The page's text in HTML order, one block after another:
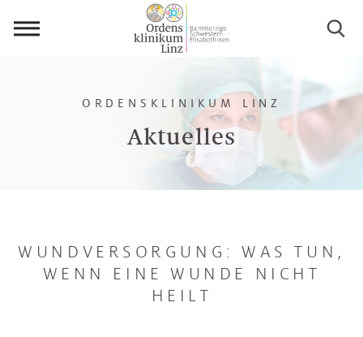
Aktuelles
ORDENSKLINIKUM LINZ
WUNDVERSORGUNG: WAS TUN,
WENN EINE WUNDE NICHT
HEILT